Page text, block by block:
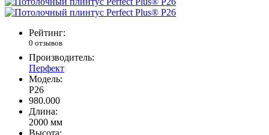
Рейтинг:
0 отзывов
Производитель:
Перфект
Модель:
P26
980.000
Длина:
2000 мм
Высота: